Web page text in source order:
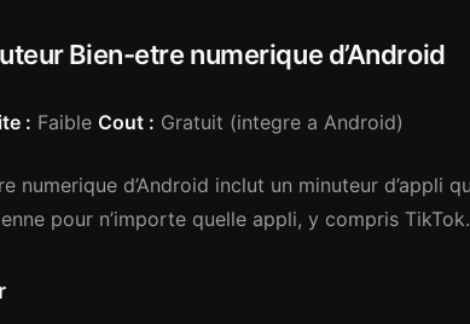
Bien-etre numerique d’Android
: Faible Cout : Gratuit (integre a Android)
numerique d’Android inclut un minuteur d’appli
pour n’importe quelle appli, y compris TikTok.